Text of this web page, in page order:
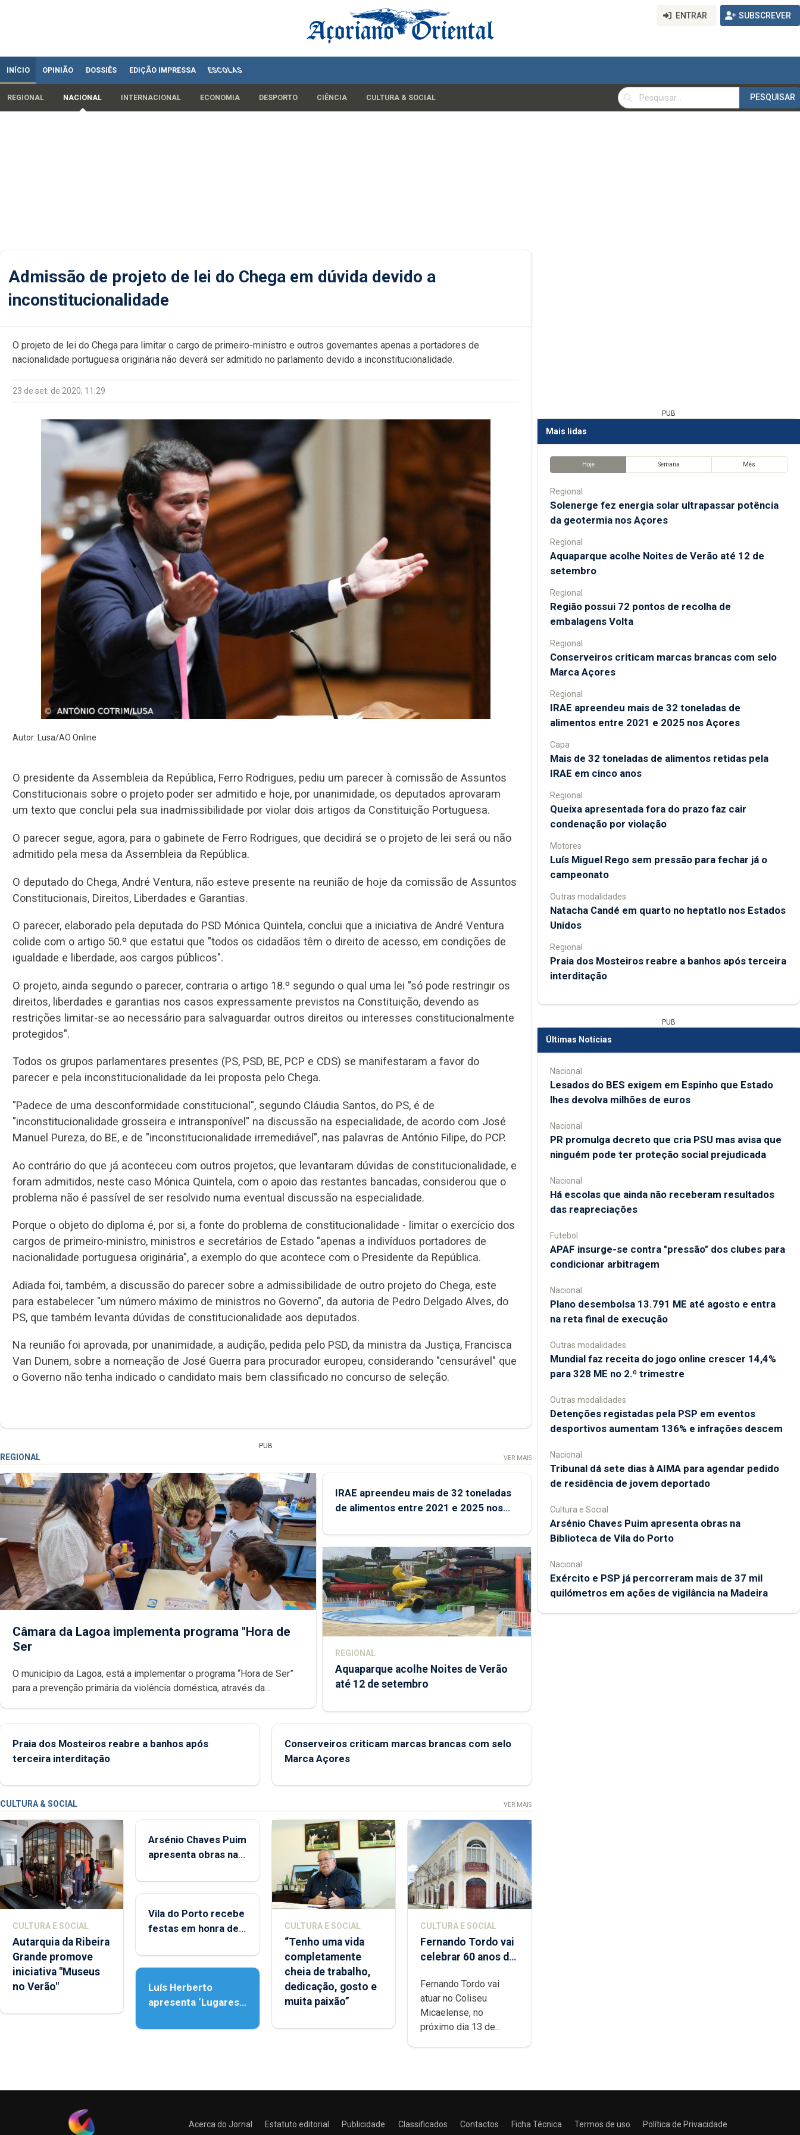
ENTRAR SUBSCREVER
INÍCIO OPINIÃO DOSSIÊS EDIÇÃO IMPRESSA ESCOLAS
REGIONAL NACIONAL INTERNACIONAL ECONOMIA DESPORTO CIÊNCIA CULTURA & SOCIAL
PESQUISAR
PESQUISAR
Admissão de projeto de lei do Chega em dúvida devido a
inconstitucionalidade
O projeto de lei do Chega para limitar o cargo de primeiro-ministro e outros governantes apenas a portadores de
nacionalidade portuguesa originária não deverá ser admitido no parlamento devido a inconstitucionalidade.
23 de set. de 2020, 11:29
Autor: Lusa/AO Online
O presidente da Assembleia da República, Ferro Rodrigues, pediu um parecer à comissão de Assuntos
Constitucionais sobre o projeto poder ser admitido e hoje, por unanimidade, os deputados aprovaram
um texto que conclui pela sua inadmissibilidade por violar dois artigos da Constituição Portuguesa.
O parecer segue, agora, para o gabinete de Ferro Rodrigues, que decidirá se o projeto de lei será ou não
admitido pela mesa da Assembleia da República.
O deputado do Chega, André Ventura, não esteve presente na reunião de hoje da comissão de Assuntos
Constitucionais, Direitos, Liberdades e Garantias.
O parecer, elaborado pela deputada do PSD Mónica Quintela, conclui que a iniciativa de André Ventura
colide com o artigo 50.º que estatui que "todos os cidadãos têm o direito de acesso, em condições de
igualdade e liberdade, aos cargos públicos".
O projeto, ainda segundo o parecer, contraria o artigo 18.º segundo o qual uma lei "só pode restringir os
direitos, liberdades e garantias nos casos expressamente previstos na Constituição, devendo as
restrições limitar-se ao necessário para salvaguardar outros direitos ou interesses constitucionalmente
protegidos".
Todos os grupos parlamentares presentes (PS, PSD, BE, PCP e CDS) se manifestaram a favor do
parecer e pela inconstitucionalidade da lei proposta pelo Chega.
"Padece de uma desconformidade constitucional", segundo Cláudia Santos, do PS, é de
"inconstitucionalidade grosseira e intransponível" na discussão na especialidade, de acordo com José
Manuel Pureza, do BE, e de "inconstitucionalidade irremediável", nas palavras de António Filipe, do PCP.
Ao contrário do que já aconteceu com outros projetos, que levantaram dúvidas de constitucionalidade, e
foram admitidos, neste caso Mónica Quintela, com o apoio das restantes bancadas, considerou que o
problema não é passível de ser resolvido numa eventual discussão na especialidade.
Porque o objeto do diploma é, por si, a fonte do problema de constitucionalidade - limitar o exercício dos
cargos de primeiro-ministro, ministros e secretários de Estado "apenas a indivíduos portadores de
nacionalidade portuguesa originária", a exemplo do que acontece com o Presidente da República.
Adiada foi, também, a discussão do parecer sobre a admissibilidade de outro projeto do Chega, este
para estabelecer "um número máximo de ministros no Governo", da autoria de Pedro Delgado Alves, do
PS, que também levanta dúvidas de constitucionalidade aos deputados.
Na reunião foi aprovada, por unanimidade, a audição, pedida pelo PSD, da ministra da Justiça, Francisca
Van Dunem, sobre a nomeação de José Guerra para procurador europeu, considerando "censurável" que
o Governo não tenha indicado o candidato mais bem classificado no concurso de seleção.
PUB
REGIONAL VER MAIS
Câmara da Lagoa implementa programa "Hora de
Ser
O município da Lagoa, está a implementar o programa “Hora de Ser”
para a prevenção primária da violência doméstica, através da
IRAE apreendeu mais de 32 toneladas
de alimentos entre 2021 e 2025 nos
REGIONAL
Aquaparque acolhe Noites de Verão
até 12 de setembro
Praia dos Mosteiros reabre a banhos após
terceira interditação
Conserveiros criticam marcas brancas com selo
Marca Açores
CULTURA & SOCIAL VER MAIS
CULTURA E SOCIAL
Autarquia da Ribeira
Grande promove
iniciativa "Museus
no Verão"
Arsénio Chaves Puim
apresenta obras na
Porto
Vila do Porto recebe
festas em honra de
Assunção
Luís Herberto
apresenta ‘Lugares
CULTURA E SOCIAL
“Tenho uma vida
completamente
cheia de trabalho,
dedicação, gosto e
muita paixão”
CULTURA E SOCIAL
Fernando Tordo vai
celebrar 60 anos de
Micaelense
Fernando Tordo vai
atuar no Coliseu
Micaelense, no
próximo dia 13 de...
PUB
Mais lidas
Hoje Semana Mês
Regional
Solenerge fez energia solar ultrapassar potência
da geotermia nos Açores
Regional
Aquaparque acolhe Noites de Verão até 12 de
setembro
Regional
Região possui 72 pontos de recolha de
embalagens Volta
Regional
Conserveiros criticam marcas brancas com selo
Marca Açores
Regional
IRAE apreendeu mais de 32 toneladas de
alimentos entre 2021 e 2025 nos Açores
Capa
Mais de 32 toneladas de alimentos retidas pela
IRAE em cinco anos
Regional
Queixa apresentada fora do prazo faz cair
condenação por violação
Motores
Luís Miguel Rego sem pressão para fechar já o
campeonato
Outras modalidades
Natacha Candé em quarto no heptatlo nos Estados
Unidos
Regional
Praia dos Mosteiros reabre a banhos após terceira
interditação
PUB
Últimas Notícias
Nacional
Lesados do BES exigem em Espinho que Estado
lhes devolva milhões de euros
Nacional
PR promulga decreto que cria PSU mas avisa que
ninguém pode ter proteção social prejudicada
Nacional
Há escolas que ainda não receberam resultados
das reapreciações
Futebol
APAF insurge-se contra "pressão" dos clubes para
condicionar arbitragem
Nacional
Plano desembolsa 13.791 ME até agosto e entra
na reta final de execução
Outras modalidades
Mundial faz receita do jogo online crescer 14,4%
para 328 ME no 2.º trimestre
Outras modalidades
Detenções registadas pela PSP em eventos
desportivos aumentam 136% e infrações descem
Nacional
Tribunal dá sete dias à AIMA para agendar pedido
de residência de jovem deportado
Cultura e Social
Arsénio Chaves Puim apresenta obras na
Biblioteca de Vila do Porto
Nacional
Exército e PSP já percorreram mais de 37 mil
quilómetros em ações de vigilância na Madeira
Acerca do Jornal Estatuto editorial Publicidade Classificados Contactos Ficha Técnica Termos de uso Política de Privacidade